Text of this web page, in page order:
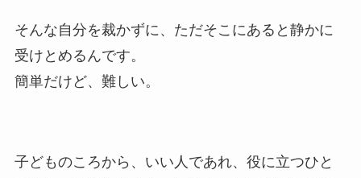
そんな自分を裁かずに、ただそこにあると静かに
受けとめるんです。
簡単だけど、難しい。
子どものころから、いい人であれ、役に立つひと